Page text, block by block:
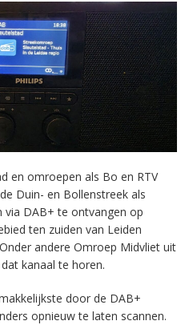
en omroepen als Bo en RTV
Duin- en Bollenstreek als
via DAB+ te ontvangen op
ten zuiden van Leiden
andere Omroep Midvliet uit
kanaal te horen.
door de DAB+
opnieuw te laten scannen.